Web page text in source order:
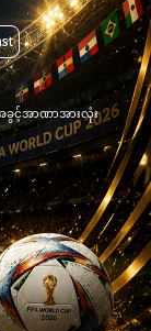
ခွင့်အာဏာအားလုံး